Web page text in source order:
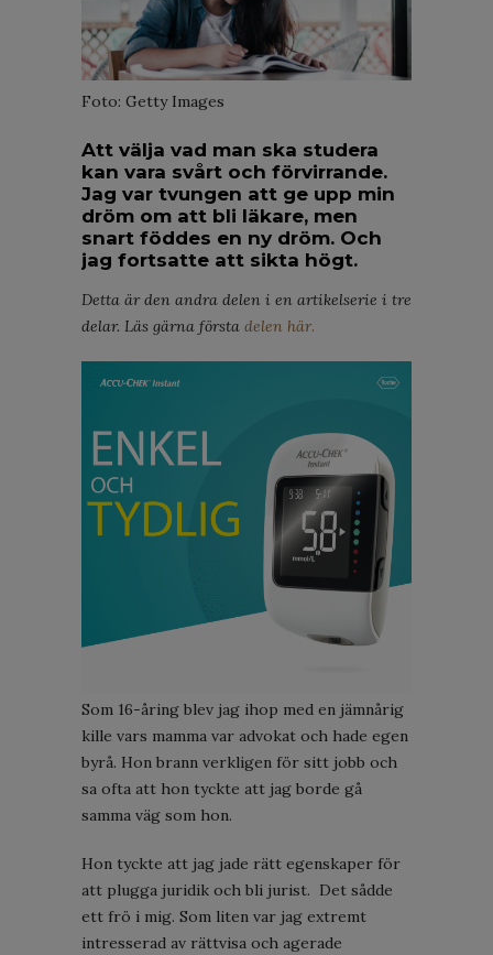
Foto: Getty Images
Att välja vad man ska studera
kan vara svårt och förvirrande.
Jag var tvungen att ge upp min
dröm om att bli läkare, men
snart föddes en ny dröm. Och
jag fortsatte att sikta högt.
Detta är den andra delen i en artikelserie i tre
delar. Läs gärna första delen här.
Som 16-åring blev jag ihop med en jämnårig
kille vars mamma var advokat och hade egen
byrå. Hon brann verkligen för sitt jobb och
sa ofta att hon tyckte att jag borde gå
samma väg som hon.
Hon tyckte att jag jade rätt egenskaper för
att plugga juridik och bli jurist. Det sådde
ett frö i mig. Som liten var jag extremt
intresserad av rättvisa och agerade